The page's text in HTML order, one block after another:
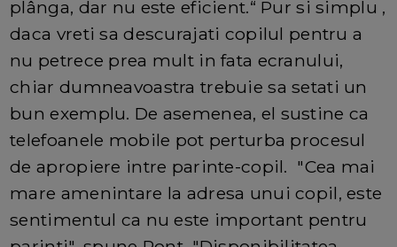
plânga, dar nu este eficient.“ Pur si simplu ,
daca vreti sa descurajati copilul pentru a
nu petrece prea mult in fata ecranului,
chiar dumneavoastra trebuie sa setati un
bun exemplu. De asemenea, el sustine ca
telefoanele mobile pot perturba procesul
de apropiere intre parinte-copil. "Cea mai
mare amenintare la adresa unui copil, este
sentimentul ca nu este important pentru